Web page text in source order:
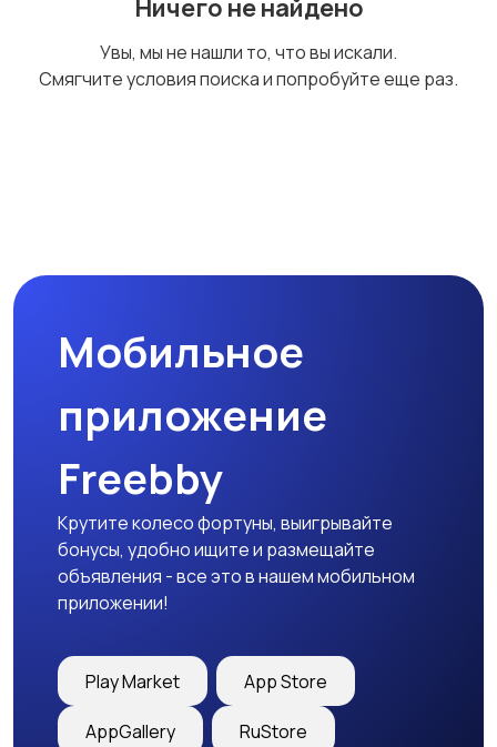
Медицина Начало карьеры
Образование и наука
закупки
Ничего не найдено
Увы, мы не нашли то, что вы искали.
Смягчите условия поиска и попробуйте еще раз.
Мобильное
приложение
Freebby
Крутите колесо фортуны, выигрывайте
бонусы, удобно ищите и размещайте
объявления - все это в нашем мобильном
приложении!
Play Market App Store
AppGallery RuStore